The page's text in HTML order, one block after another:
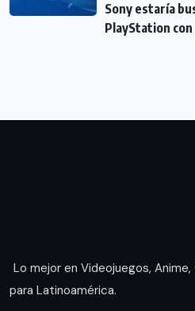
Sony estaría
PlayStation con
Lo mejor en Videojuegos,
para Latinoamérica.